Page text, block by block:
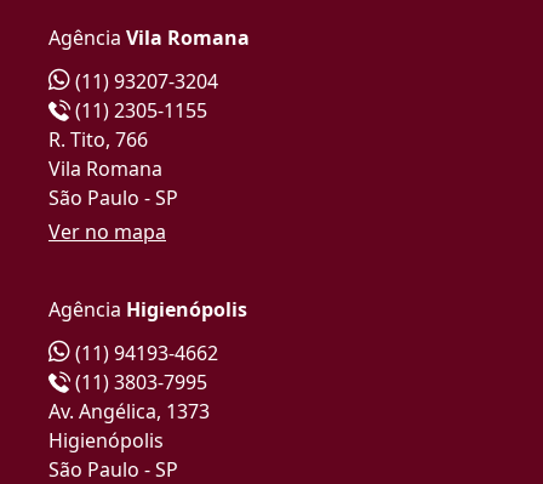
Agência Vila Romana
(11) 93207-3204
(11) 2305-1155
R. Tito, 766
Vila Romana
São Paulo - SP
Ver no mapa
Agência Higienópolis
(11) 94193-4662
(11) 3803-7995
Av. Angélica, 1373
Higienópolis
São Paulo - SP